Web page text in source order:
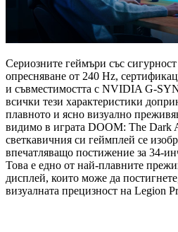
Сериозните геймъри със
опресняване от 240 Hz,
и съвместимостта с NVIDIA G-
всички тези характеристики
плавното и ясно визуално
видимо в играта DOOM: The Dark
светкавичния си геймплей се
впечатляващо постижение за 34-
Това е едно от най-плавните
дисплей, които може да
визуалната прецизност на Legion